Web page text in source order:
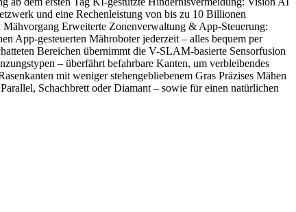
und eine Rechenleistung von bis zu 10 Billionen
Erweiterte Zonenverwaltung & App-Steuerung:
App-gesteuerten Mähroboter jederzeit – alles bequem per
Bereichen übernimmt die V-SLAM-basierte Sensorfusion
– überfährt befahrbare Kanten, um verbleibendes
mit weniger stehengebliebenem Gras Präzises Mähen
Schachbrett oder Diamant – sowie für einen natürlichen